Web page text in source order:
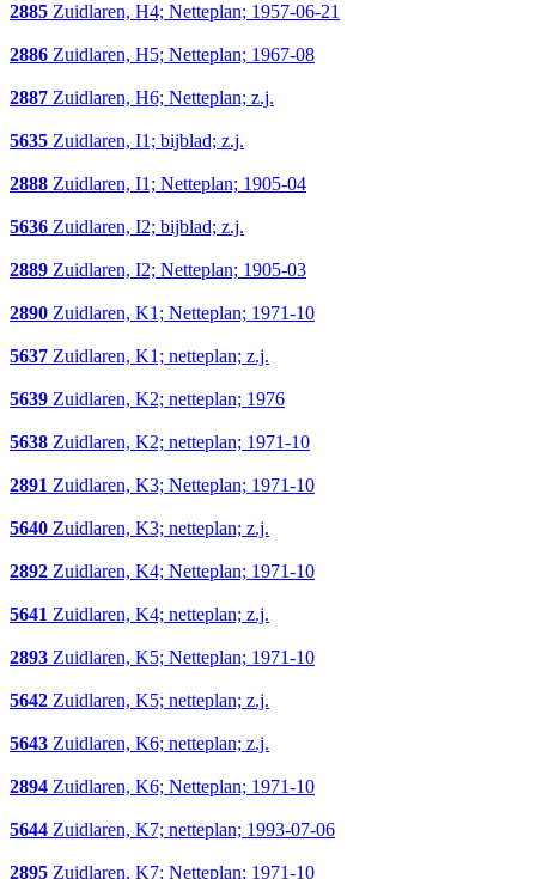
2885 Zuidlaren, H4; Netteplan; 1957-06-21
2886 Zuidlaren, H5; Netteplan; 1967-08
2887 Zuidlaren, H6; Netteplan; z.j.
5635 Zuidlaren, I1; bijblad; z.j.
2888 Zuidlaren, I1; Netteplan; 1905-04
5636 Zuidlaren, I2; bijblad; z.j.
2889 Zuidlaren, I2; Netteplan; 1905-03
2890 Zuidlaren, K1; Netteplan; 1971-10
5637 Zuidlaren, K1; netteplan; z.j.
5639 Zuidlaren, K2; netteplan; 1976
5638 Zuidlaren, K2; netteplan; 1971-10
2891 Zuidlaren, K3; Netteplan; 1971-10
5640 Zuidlaren, K3; netteplan; z.j.
2892 Zuidlaren, K4; Netteplan; 1971-10
5641 Zuidlaren, K4; netteplan; z.j.
2893 Zuidlaren, K5; Netteplan; 1971-10
5642 Zuidlaren, K5; netteplan; z.j.
5643 Zuidlaren, K6; netteplan; z.j.
2894 Zuidlaren, K6; Netteplan; 1971-10
5644 Zuidlaren, K7; netteplan; 1993-07-06
2895 Zuidlaren, K7; Netteplan; 1971-10